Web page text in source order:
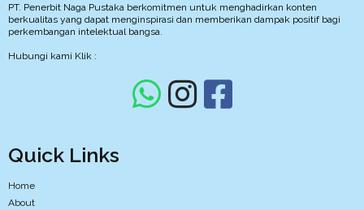
PT. Penerbit Naga Pustaka berkomitmen untuk menghadirkan konten
berkualitas yang dapat menginspirasi dan memberikan dampak positif bagi
perkembangan intelektual bangsa.
Hubungi kami Klik :
Quick Links
Home
About